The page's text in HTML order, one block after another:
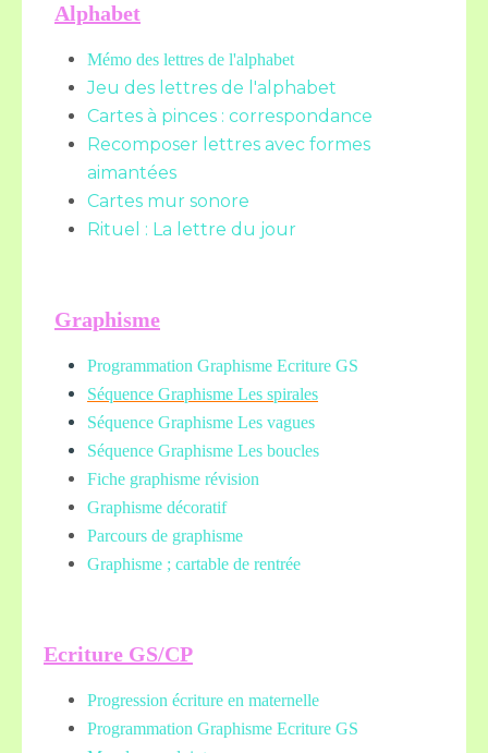
Alphabet
Mémo des lettres de l'alphabet
Jeu des lettres de l'alphabet
Cartes à pinces : correspondance
Recomposer lettres avec formes
aimantées
Cartes mur sonore
Rituel : La lettre du jour
Graphisme
Programmation Graphisme Ecriture GS
Séquence Graphisme Les spirales
Séquence Graphisme Les vagues
Séquence Graphisme Les boucles
Fiche graphisme révision
Graphisme décoratif
Parcours de graphisme
Graphisme ; cartable de rentrée
Ecriture GS/CP
Progression écriture en maternelle
Programmation Graphisme Ecriture GS